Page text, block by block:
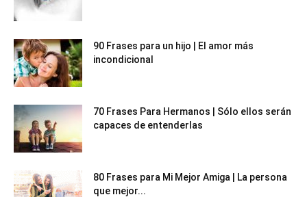
90 Frases para un hijo | El amor más
incondicional
70 Frases Para Hermanos | Sólo ellos serán
capaces de entenderlas
80 Frases para Mi Mejor Amiga | La persona
que mejor...